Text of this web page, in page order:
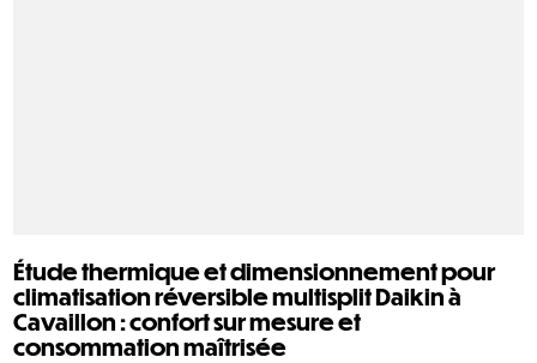
Étude thermique et dimensionnement pour
climatisation réversible multisplit Daikin à
Cavaillon : confort sur mesure et
consommation maîtrisée